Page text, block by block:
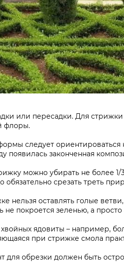
или пересадки. Для
флоры.
следует
появилась законченная
можно убирать не более 1/
обязательно срезать треть
нельзя оставлять голые
не покроется зеленью, а просто
ядовиты – например,
при стрижке смола
для обрезки должен быть